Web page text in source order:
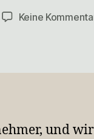
Keine
und